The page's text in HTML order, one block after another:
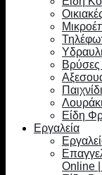
Είδη
Εργαλεία
Online